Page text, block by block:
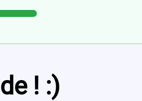
! :)